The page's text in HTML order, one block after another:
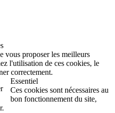
vous proposer les meilleurs
l'utilisation de ces cookies, le
correctement.
Essentiel
Ces cookies sont nécessaires au
bon fonctionnement du site,